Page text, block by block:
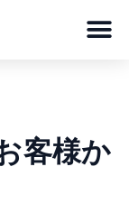
客様か